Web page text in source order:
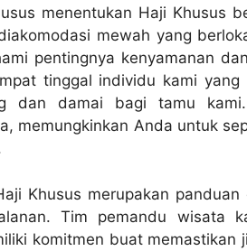
menentukan Haji Khusus
mewah yang
pentingnya kenyamanan
tinggal individu kami
dan damai bagi tamu
memungkinkan Anda untuk
Khusus merupakan
Tim pemandu wisata
komitmen buat memastikan